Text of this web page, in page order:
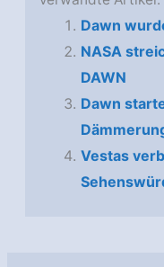
Dawn
NASA
DAWN
Dawn
Vestas